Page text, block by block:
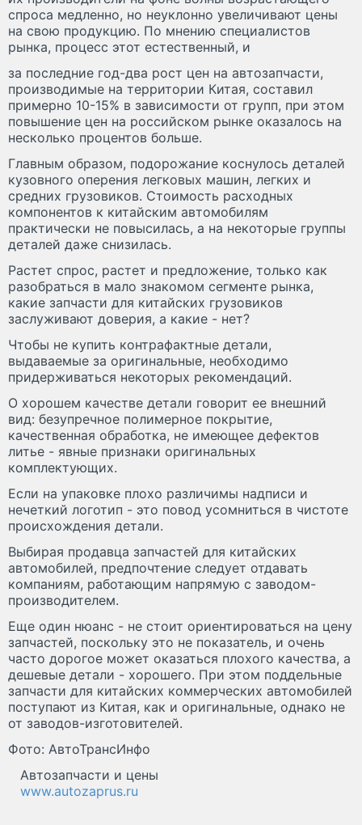
спроса медленно, но неуклонно увеличивают цены
на свою продукцию. По мнению специалистов
рынка, процесс этот естественный, и
за последние год-два рост цен на автозапчасти,
производимые на территории Китая, составил
примерно 10-15% в зависимости от групп, при этом
повышение цен на российском рынке оказалось на
несколько процентов больше.
Главным образом, подорожание коснулось деталей
кузовного оперения легковых машин, легких и
средних грузовиков. Стоимость расходных
компонентов к китайским автомобилям
практически не повысилась, а на некоторые группы
деталей даже снизилась.
Растет спрос, растет и предложение, только как
разобраться в мало знакомом сегменте рынка,
какие запчасти для китайских грузовиков
заслуживают доверия, а какие - нет?
Чтобы не купить контрафактные детали,
выдаваемые за оригинальные, необходимо
придерживаться некоторых рекомендаций.
О хорошем качестве детали говорит ее внешний
вид: безупречное полимерное покрытие,
качественная обработка, не имеющее дефектов
литье - явные признаки оригинальных
комплектующих.
Если на упаковке плохо различимы надписи и
нечеткий логотип - это повод усомниться в чистоте
происхождения детали.
Выбирая продавца запчастей для китайских
автомобилей, предпочтение следует отдавать
компаниям, работающим напрямую с заводом-
производителем.
Еще один нюанс - не стоит ориентироваться на цену
запчастей, поскольку это не показатель, и очень
часто дорогое может оказаться плохого качества, а
дешевые детали - хорошего. При этом поддельные
запчасти для китайских коммерческих автомобилей
поступают из Китая, как и оригинальные, однако не
от заводов-изготовителей.
Фото: АвтоТрансИнфо
Автозапчасти и цены
www.autozaprus.ru